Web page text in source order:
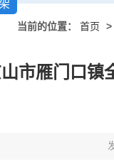
当前的位置： 首页 >
山市雁门口